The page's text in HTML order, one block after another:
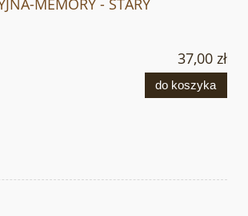
MEMORY - STARY
37,00 zł
do koszyka